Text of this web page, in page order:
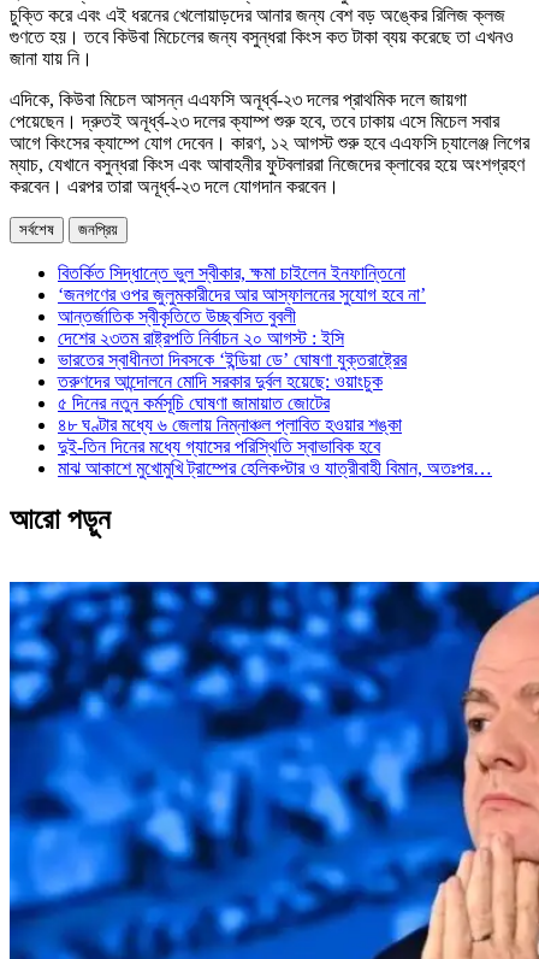
চুক্তি করে এবং এই ধরনের খেলোয়াড়দের আনার জন্য বেশ বড় অঙ্কের রিলিজ ক্লজ
গুণতে হয়। তবে কিউবা মিচেলের জন্য বসুন্ধরা কিংস কত টাকা ব্যয় করেছে তা এখনও
জানা যায় নি।
এদিকে, কিউবা মিচেল আসন্ন এএফসি অনূর্ধ্ব-২৩ দলের প্রাথমিক দলে জায়গা
পেয়েছেন। দ্রুতই অনূর্ধ্ব-২৩ দলের ক্যাম্প শুরু হবে, তবে ঢাকায় এসে মিচেল সবার
আগে কিংসের ক্যাম্পে যোগ দেবেন। কারণ, ১২ আগস্ট শুরু হবে এএফসি চ্যালেঞ্জ লিগের
ম্যাচ, যেখানে বসুন্ধরা কিংস এবং আবাহনীর ফুটবলাররা নিজেদের ক্লাবের হয়ে অংশগ্রহণ
করবেন। এরপর তারা অনূর্ধ্ব-২৩ দলে যোগদান করবেন।
সর্বশেষ জনপ্রিয়
বিতর্কিত সিদ্ধান্তে ভুল স্বীকার, ক্ষমা চাইলেন ইনফান্তিনো
‘জনগণের ওপর জুলুমকারীদের আর আস্ফালনের সুযোগ হবে না’
আন্তর্জাতিক স্বীকৃতিতে উচ্ছ্বসিত বুবলী
দেশের ২৩তম রাষ্ট্রপতি নির্বাচন ২০ আগস্ট : ইসি
ভারতের স্বাধীনতা দিবসকে ‘ইন্ডিয়া ডে’ ঘোষণা যুক্তরাষ্ট্রের
তরুণদের আন্দোলনে মোদি সরকার দুর্বল হয়েছে: ওয়াংচুক
৫ দিনের নতুন কর্মসূচি ঘোষণা জামায়াত জোটের
৪৮ ঘণ্টার মধ্যে ৬ জেলায় নিম্নাঞ্চল প্লাবিত হওয়ার শঙ্কা
দুই-তিন দিনের মধ্যে গ্যাসের পরিস্থিতি স্বাভাবিক হবে
মাঝ আকাশে মুখোমুখি ট্রাম্পের হেলিকপ্টার ও যাত্রীবাহী বিমান, অতঃপর…
আরো পড়ুন